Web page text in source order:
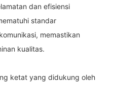
dan efisiensi
standar
memastikan
kualitas.
ketat yang didukung oleh